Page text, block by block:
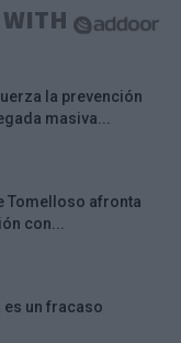
la prevención
masiva...
Tomelloso afronta
con...
es un fracaso